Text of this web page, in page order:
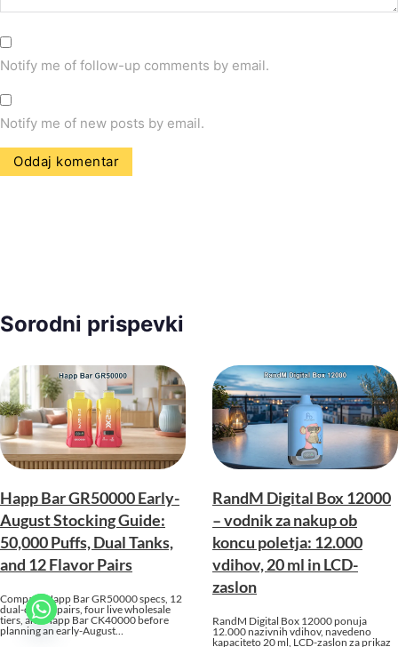
Notify me of follow-up comments by email.
Notify me of new posts by email.
Sorodni prispevki
Happ Bar GR50000 Early-
August Stocking Guide:
50,000 Puffs, Dual Tanks,
and 12 Flavor Pairs
Compare Happ Bar GR50000 specs, 12
dual-option pairs, four live wholesale
tiers, and Happ Bar CK40000 before
planning an early-August…
RandM Digital Box 12000
– vodnik za nakup ob
koncu poletja: 12.000
vdihov, 20 ml in LCD-
zaslon
RandM Digital Box 12000 ponuja
12.000 nazivnih vdihov, navedeno
kapaciteto 20 ml, LCD-zaslon za prikaz